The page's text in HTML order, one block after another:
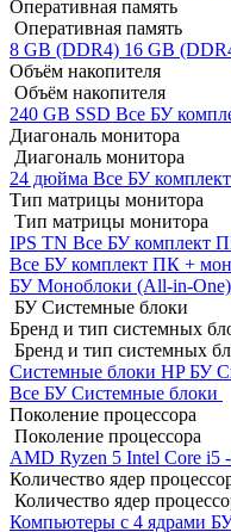
Оперативная память
Оперативная память
8 GB (DDR4) 16 GB
Объём накопителя
Объём накопителя
240 GB SSD Все БУ
Диагональ монитора
Диагональ монитора
24 дюйма Все БУ
Тип матрицы монитора
Тип матрицы монитора
IPS TN Все БУ комплект
Все БУ комплект ПК +
БУ Моноблоки (All-in-One)
БУ Системные блоки
Бренд и тип системных
Бренд и тип системных
Системные блоки HP БУ
Все БУ Системные блоки
Поколение процессора
Поколение процессора
AMD Ryzen 5 Intel Core i5
Количество ядер
Количество ядер
Компьютеры с 4 ядрами